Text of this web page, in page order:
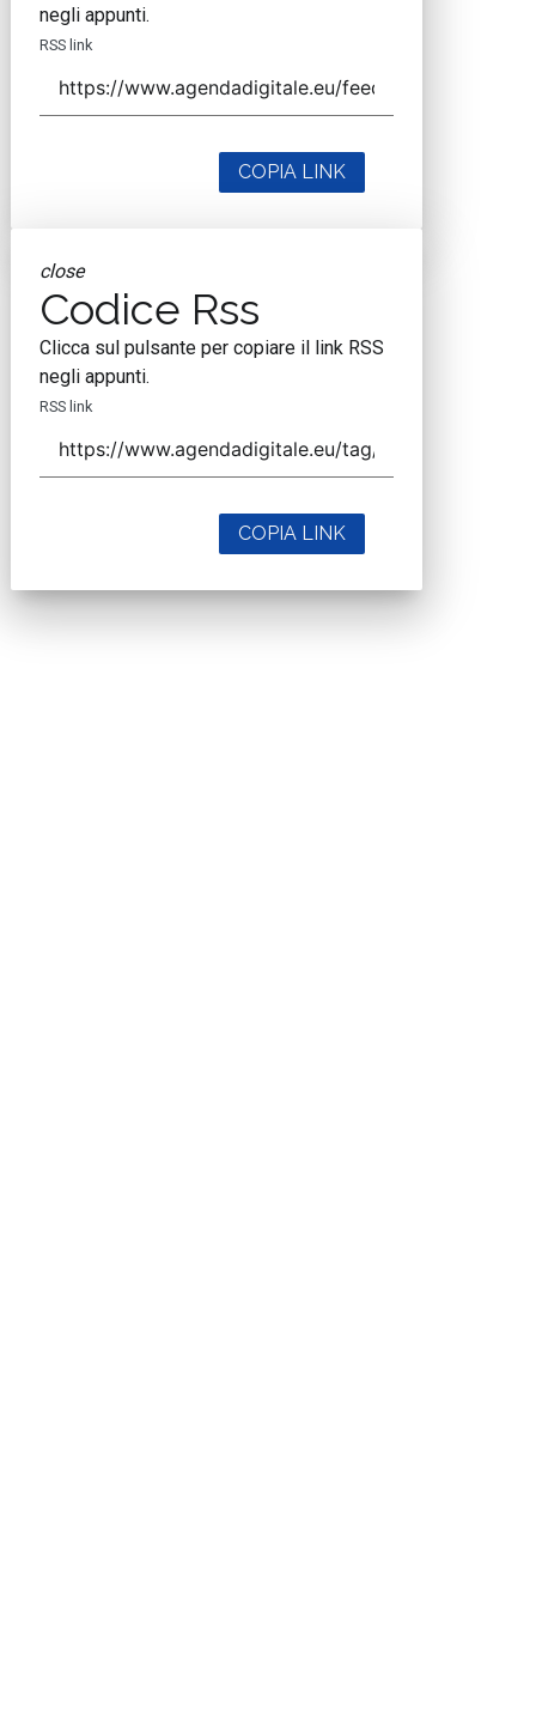
negli appunti.
RSS link
COPIA LINK
close
Codice Rss
Clicca sul pulsante per copiare il link RSS
negli appunti.
RSS link
COPIA LINK